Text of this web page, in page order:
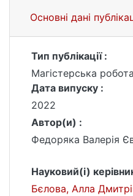
Основні дані
Тип публікації :
Магістерська робота
Дата випуску :
2022
Автор(и) :
Федоряка Валерія
Науковий(і)
Бєлова, Алла